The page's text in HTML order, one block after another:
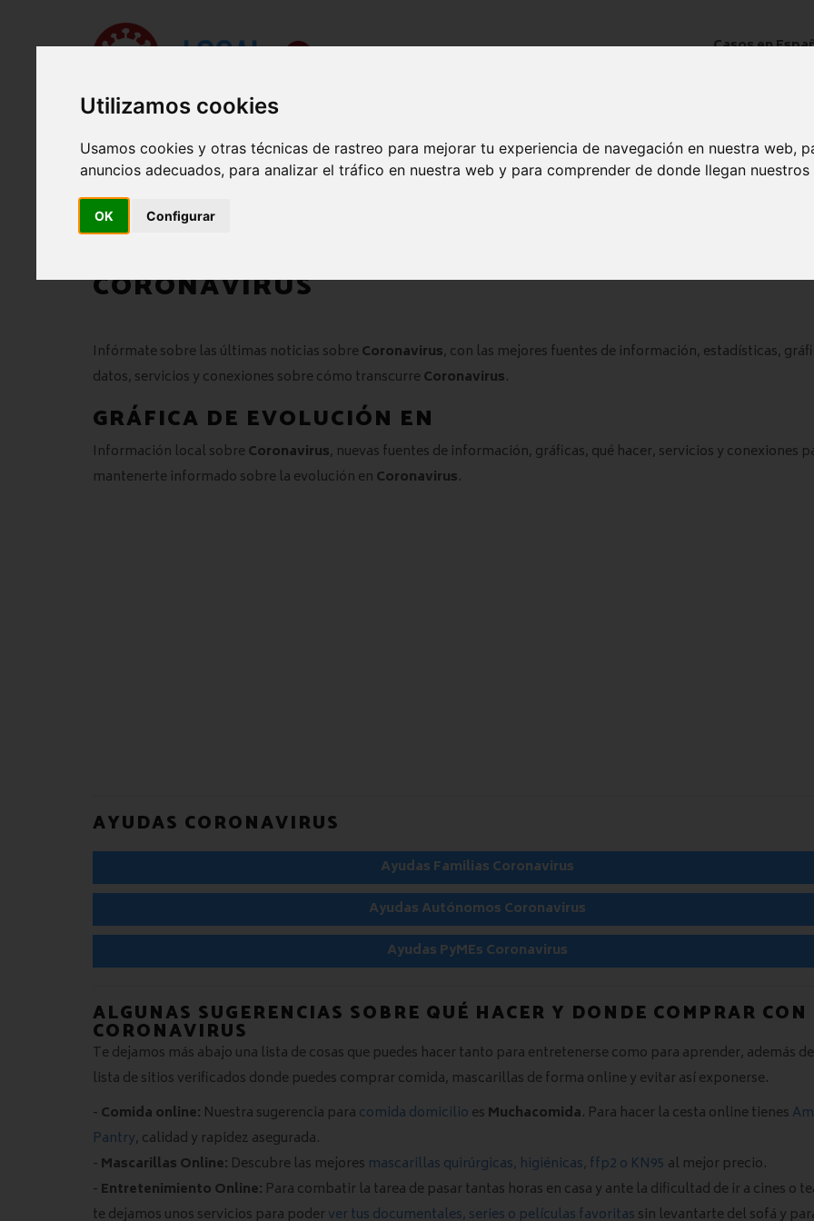
Utilizamos cookies
Usamos cookies y otras técnicas de rastreo para mejorar tu experiencia de navegación en nuestra web,
anuncios adecuados, para analizar el tráfico en nuestra web y para comprender de donde llegan
OK Configurar
Casos en
Recuperados
Casos
INICIO
CORONAVIRUS
Infórmate sobre las últimas noticias sobre Coronavirus, con las mejores fuentes de información, estadísticas,
datos, servicios y conexiones sobre cómo transcurre Coronavirus.
GRÁFICA DE EVOLUCIÓN EN
Información local sobre Coronavirus, nuevas fuentes de información, gráficas, qué hacer, servicios y conexiones
mantenerte informado sobre la evolución en Coronavirus.
AYUDAS CORONAVIRUS
Ayudas Familias Coronavirus
Ayudas Autónomos Coronavirus
Ayudas PyMEs Coronavirus
ALGUNAS SUGERENCIAS SOBRE QUÉ HACER Y DONDE COMPRAR CON
CORONAVIRUS
Te dejamos más abajo una lista de cosas que puedes hacer tanto para entretenerse como para aprender, además
lista de sitios verificados donde puedes comprar comida, mascarillas de forma online y evitar así exponerse.
- Comida online: Nuestra sugerencia para comida domicilio es Muchacomida. Para hacer la cesta online tienes
Pantry, calidad y rapidez asegurada.
- Mascarillas Online: Descubre las mejores mascarillas quirúrgicas, higiénicas, ffp2 o KN95 al mejor precio.
- Entretenimiento Online: Para combatir la tarea de pasar tantas horas en casa y ante la dificultad de ir a cines o
te dejamos unos servicios para poderver tus documentales, series o películas favoritas sin levantarte del sofá y